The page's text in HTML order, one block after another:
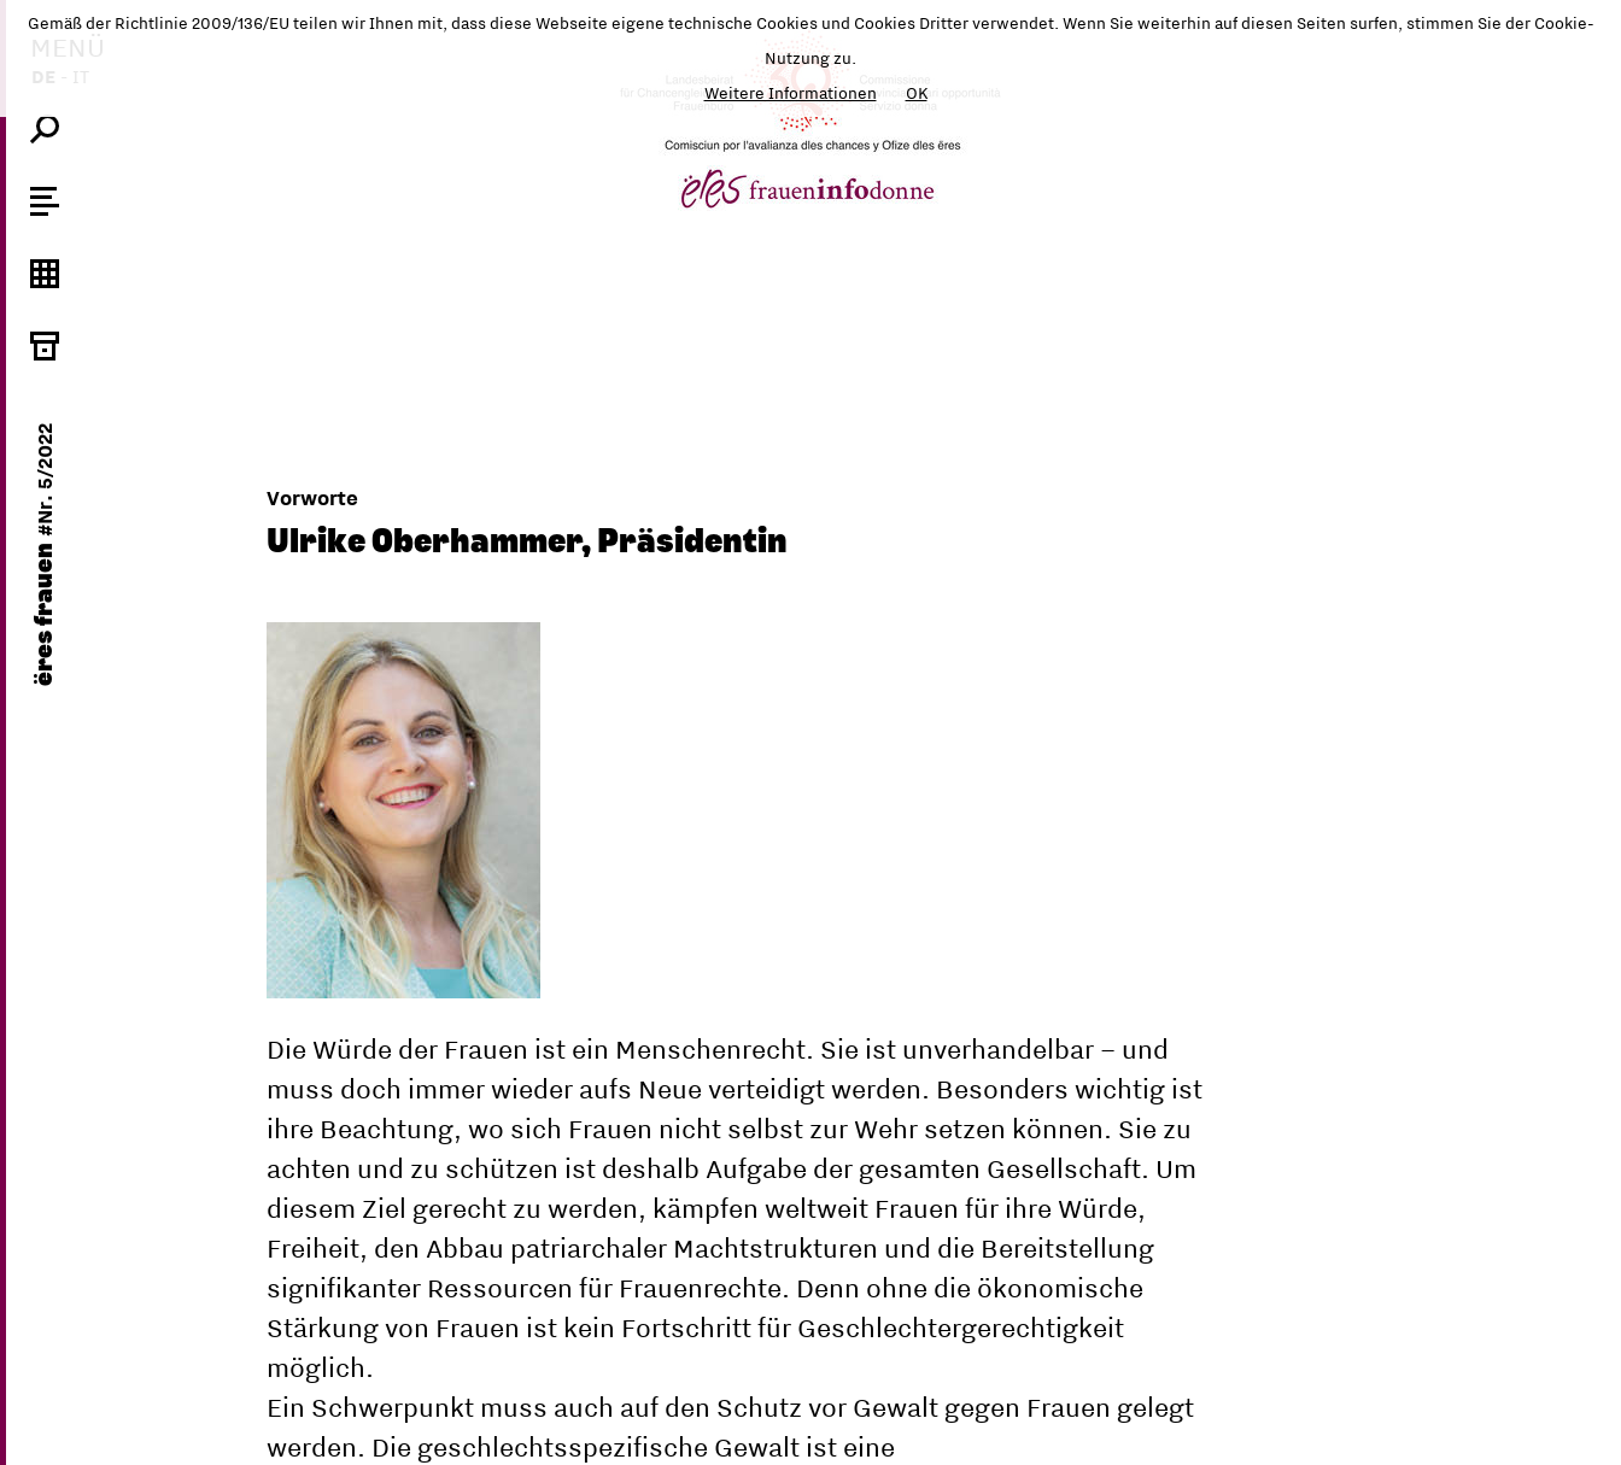
MENÜ
DE - IT
ëres frauen
#Nr. 5/2022 Vorworte
Ulrike Oberhammer, Präsidentin
Die Würde der Frauen ist ein Menschenrecht. Sie ist unverhandelbar – und
muss doch immer wieder aufs Neue verteidigt werden. Besonders wichtig ist
ihre Beachtung, wo sich Frauen nicht selbst zur Wehr setzen können. Sie zu
achten und zu schützen ist deshalb Aufgabe der gesamten Gesellschaft. Um
diesem Ziel gerecht zu werden, kämpfen weltweit Frauen für ihre Würde,
Freiheit, den Abbau patriarchaler Machtstrukturen und die Bereitstellung
signifikanter Ressourcen für Frauenrechte. Denn ohne die ökonomische
Stärkung von Frauen ist kein Fortschritt für Geschlechtergerechtigkeit
möglich.
Ein Schwerpunkt muss auch auf den Schutz vor Gewalt gegen Frauen gelegt
werden. Die geschlechtsspezifische Gewalt ist eine
Gemäß der Richtlinie 2009/136/EU teilen wir Ihnen mit, dass diese Webseite eigene technische Cookies und Cookies Dritter verwendet. Wenn Sie weiterhin auf diesen Seiten surfen, stimmen Sie der Cookie-
Nutzung zu.
Weitere Informationen
OK